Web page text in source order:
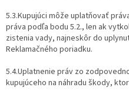
5.3.Kupujúci môže uplatňovať
práva podľa bodu 5.2., len ak
zistenia vady, najneskôr do
Reklamačného poriadku.
5.4.Uplatnenie práv zo
kupujúceho na náhradu škody,